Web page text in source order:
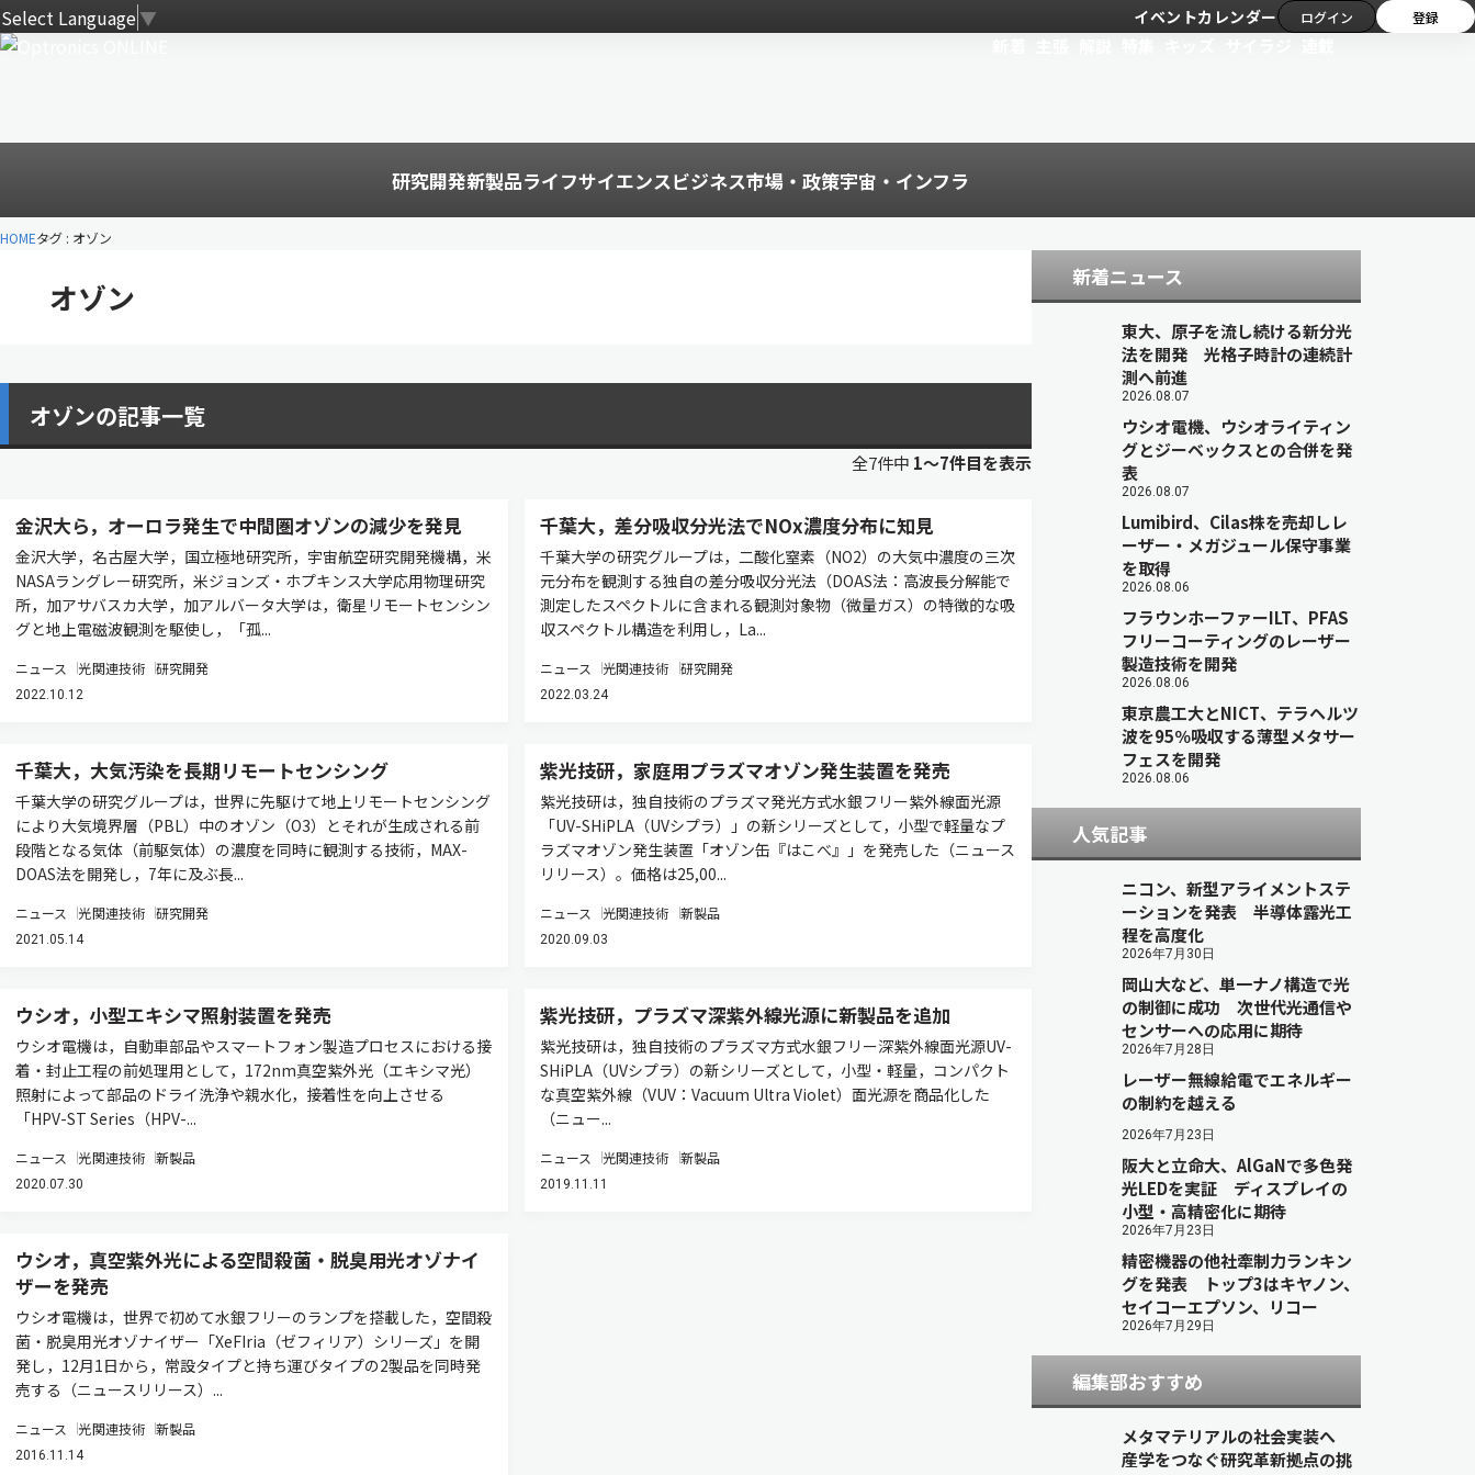
Select Language▼ イベントカレンダー ログイン 登録
研究開発新製品ライフサイエンスビジネス市場・政策宇宙・インフラ
HOMEタグ : オゾン
オゾン
オゾンの記事一覧
全7件中 1〜7件目を表示
金沢大ら，オーロラ発生で中間圏オゾンの減少を発見
金沢大学，名古屋大学，国立極地研究所，宇宙航空研究開発機構，米
NASAラングレー研究所，米ジョンズ・ホプキンス大学応用物理研究
所，加アサバスカ大学，加アルバータ大学は，衛星リモートセンシン
グと地上電磁波観測を駆使し，「孤...
ニュース 光関連技術 研究開発
2022.10.12
千葉大，差分吸収分光法でNOx濃度分布に知見
千葉大学の研究グループは，二酸化窒素（NO2）の大気中濃度の三次
元分布を観測する独自の差分吸収分光法（DOAS法：高波長分解能で
測定したスペクトルに含まれる観測対象物（微量ガス）の特徴的な吸
収スペクトル構造を利用し，La...
ニュース 光関連技術 研究開発
2022.03.24
千葉大，大気汚染を長期リモートセンシング
千葉大学の研究グループは，世界に先駆けて地上リモートセンシング
により大気境界層（PBL）中のオゾン（O3）とそれが生成される前
段階となる気体（前駆気体）の濃度を同時に観測する技術，MAX-
DOAS法を開発し，7年に及ぶ長...
ニュース 光関連技術 研究開発
2021.05.14
紫光技研，家庭用プラズマオゾン発生装置を発売
紫光技研は，独自技術のプラズマ発光方式水銀フリー紫外線面光源
「UV-SHiPLA（UVシプラ）」の新シリーズとして，小型で軽量なプ
ラズマオゾン発生装置「オゾン缶『はこべ』」を発売した（ニュース
リリース）。価格は25,00...
ニュース 光関連技術 新製品
2020.09.03
ウシオ，小型エキシマ照射装置を発売
ウシオ電機は，自動車部品やスマートフォン製造プロセスにおける接
着・封止工程の前処理用として，172nm真空紫外光（エキシマ光）
照射によって部品のドライ洗浄や親水化，接着性を向上させる
「HPV-ST Series（HPV-...
ニュース 光関連技術 新製品
2020.07.30
紫光技研，プラズマ深紫外線光源に新製品を追加
紫光技研は，独自技術のプラズマ方式水銀フリー深紫外線面光源UV-
SHiPLA（UVシプラ）の新シリーズとして，小型・軽量，コンパクト
な真空紫外線（VUV：Vacuum Ultra Violet）面光源を商品化した
（ニュー...
ニュース 光関連技術 新製品
2019.11.11
ウシオ，真空紫外光による空間殺菌・脱臭用光オゾナイ
ザーを発売
ウシオ電機は，世界で初めて水銀フリーのランプを搭載した，空間殺
菌・脱臭用光オゾナイザー「XeFIria（ゼフィリア）シリーズ」を開
発し，12月1日から，常設タイプと持ち運びタイプの2製品を同時発
売する（ニュースリリース）...
ニュース 光関連技術 新製品
2016.11.14
新着ニュース
東大、原子を流し続ける新分光
法を開発 光格子時計の連続計
測へ前進
2026.08.07
ウシオ電機、ウシオライティン
グとジーベックスとの合併を発
表
2026.08.07
Lumibird、Cilas株を売却しレ
ーザー・メガジュール保守事業
を取得
2026.08.06
フラウンホーファーILT、PFAS
フリーコーティングのレーザー
製造技術を開発
2026.08.06
東京農工大とNICT、テラヘルツ
波を95％吸収する薄型メタサー
フェスを開発
2026.08.06
人気記事
ニコン、新型アライメントステ
ーションを発表 半導体露光工
程を高度化
2026年7月30日
岡山大など、単一ナノ構造で光
の制御に成功 次世代光通信や
センサーへの応用に期待
2026年7月28日
レーザー無線給電でエネルギー
の制約を越える
2026年7月23日
阪大と立命大、AlGaNで多色発
光LEDを実証 ディスプレイの
小型・高精密化に期待
2026年7月23日
精密機器の他社牽制力ランキン
グを発表 トップ3はキヤノン、
セイコーエプソン、リコー
2026年7月29日
編集部おすすめ
メタマテリアルの社会実装へ
産学をつなぐ研究革新拠点の挑